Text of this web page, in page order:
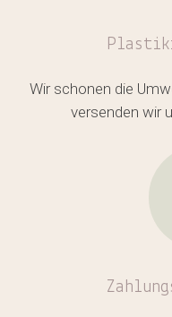
Wir schonen die
versenden wir